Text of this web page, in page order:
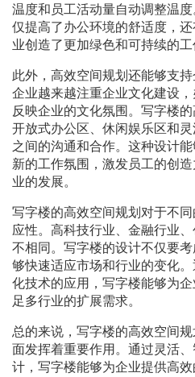
温度和员工活动量自动调整温
仅提高了办公环境的舒适度，
业创造了更加绿色和可持续的工
此外，高效空间规划还能够支
企业越来越注重企业文化建设
反映企业的文化氛围。写字楼
开放式办公区、休闲娱乐区和
之间的沟通和合作。这种设计
新的工作氛围，激发员工的创
业的发展。
写字楼的高效空间规划对于不
应性。高科技行业、金融行业
不相同。写字楼的设计不仅要
够快速适应市场和行业的变化
化技术的应用，写字楼能够为
足多行业的扩展需求。
总的来说，写字楼的高效空间
面发挥着重要作用。通过灵活
计，写字楼能够为企业提供高